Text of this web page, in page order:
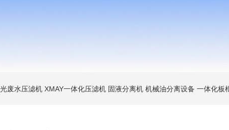
废水压滤机 XMAY一体化压滤机 固液分离机 机械油分离设备 一体化板框压滤机